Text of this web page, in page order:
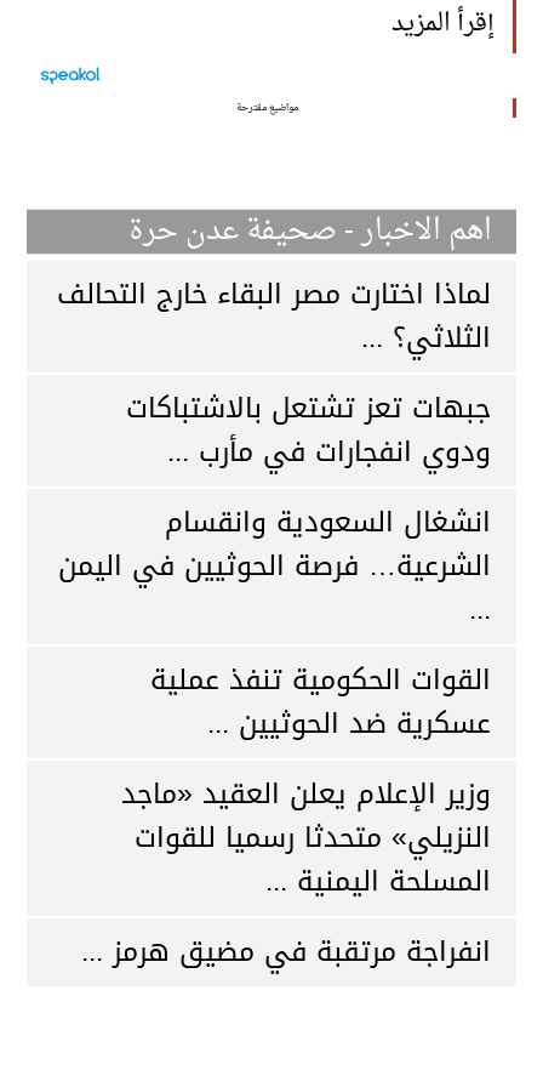
إقرأ المزيد
مواضيع مقترحة
اهم الاخبار - صحيفة عدن حرة
لماذا اختارت مصر البقاء خارج التحالف
الثلاثي؟ ...
جبهات تعز تشتعل بالاشتباكات
ودوي انفجارات في مأرب ...
انشغال السعودية وانقسام
الشرعية… فرصة الحوثيين في اليمن
...
القوات الحكومية تنفذ عملية
عسكرية ضد الحوثيين ...
وزير الإعلام يعلن العقيد «ماجد
النزيلي» متحدثا رسميا للقوات
المسلحة اليمنية ...
انفراجة مرتقبة في مضيق هرمز ...